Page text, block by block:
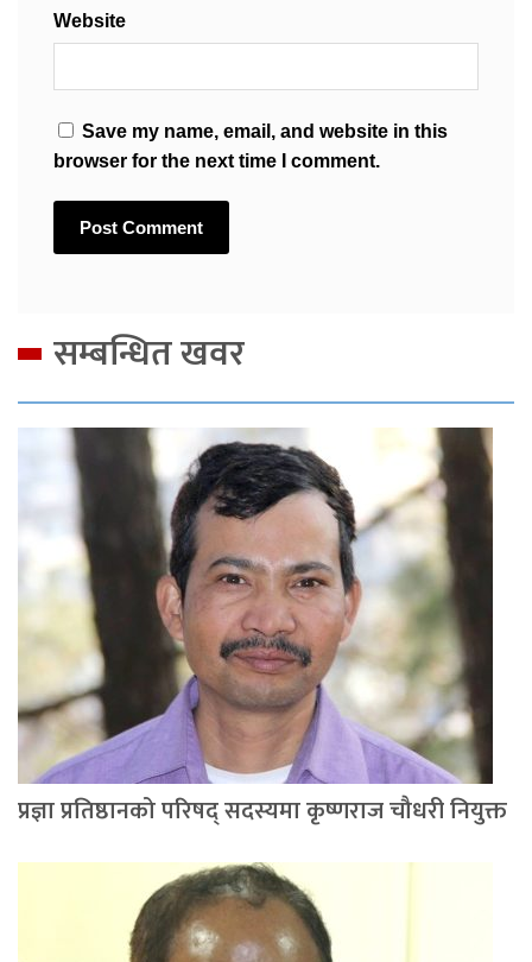
Website
Save my name, email, and website in this
browser for the next time I comment.
सम्बन्धित खवर
प्रज्ञा प्रतिष्ठानको परिषद् सदस्यमा कृष्णराज चौधरी नियुक्त